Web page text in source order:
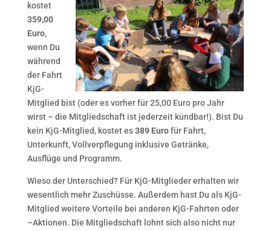
kostet
359,00
Euro,
wenn Du
während
der Fahrt
KjG-
Mitglied bist (oder es vorher für 25,00 Euro pro Jahr
wirst – die Mitgliedschaft ist jederzeit kündbar!). Bist Du
kein KjG-Mitglied, kostet es389 Eurofür Fahrt,
Unterkunft, Vollverpflegung inklusive Getränke,
Ausflüge und Programm.
Wieso der Unterschied? Für KjG-Mitglieder erhalten wir
wesentlich mehr Zuschüsse. Außerdem hast Du als KjG-
Mitglied weitere Vorteile bei anderen KjG-Fahrten oder
–Aktionen. Die Mitgliedschaft lohnt sich also nicht nur